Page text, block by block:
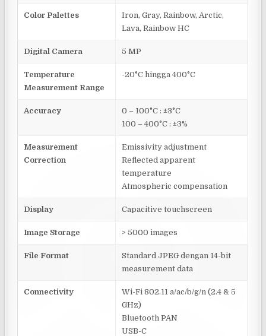
Color Palettes
Iron, Gray, Rainbow, Arctic,
Lava, Rainbow HC
Digital Camera 5 MP
Temperature
Measurement Range
-20°C hingga 400°C
Accuracy
0 – 100°C : ±3°C
100 – 400°C : ±3%
Measurement
Correction
Emissivity adjustment
Reflected apparent
temperature
Atmospheric compensation
Display Capacitive touchscreen
Image Storage > 5000 images
File Format
Standard JPEG dengan 14-bit
measurement data
Connectivity
Wi-Fi 802.11 a/ac/b/g/n (2.4 & 5
GHz)
Bluetooth PAN
USB-C